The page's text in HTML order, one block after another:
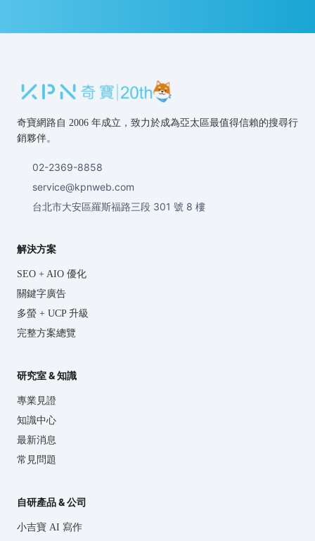
奇寶網路自 2006 年成立，致力於成為亞太區最值得信賴的搜尋行
銷夥伴。
02-2369-8858
service@kpnweb.com
台北市大安區羅斯福路三段 301 號 8 樓
解決方案
SEO + AIO 優化
關鍵字廣告
多螢 + UCP 升級
完整方案總覽
研究室 & 知識
專業見證
知識中心
最新消息
常見問題
自研產品 & 公司
小吉寶 AI 寫作